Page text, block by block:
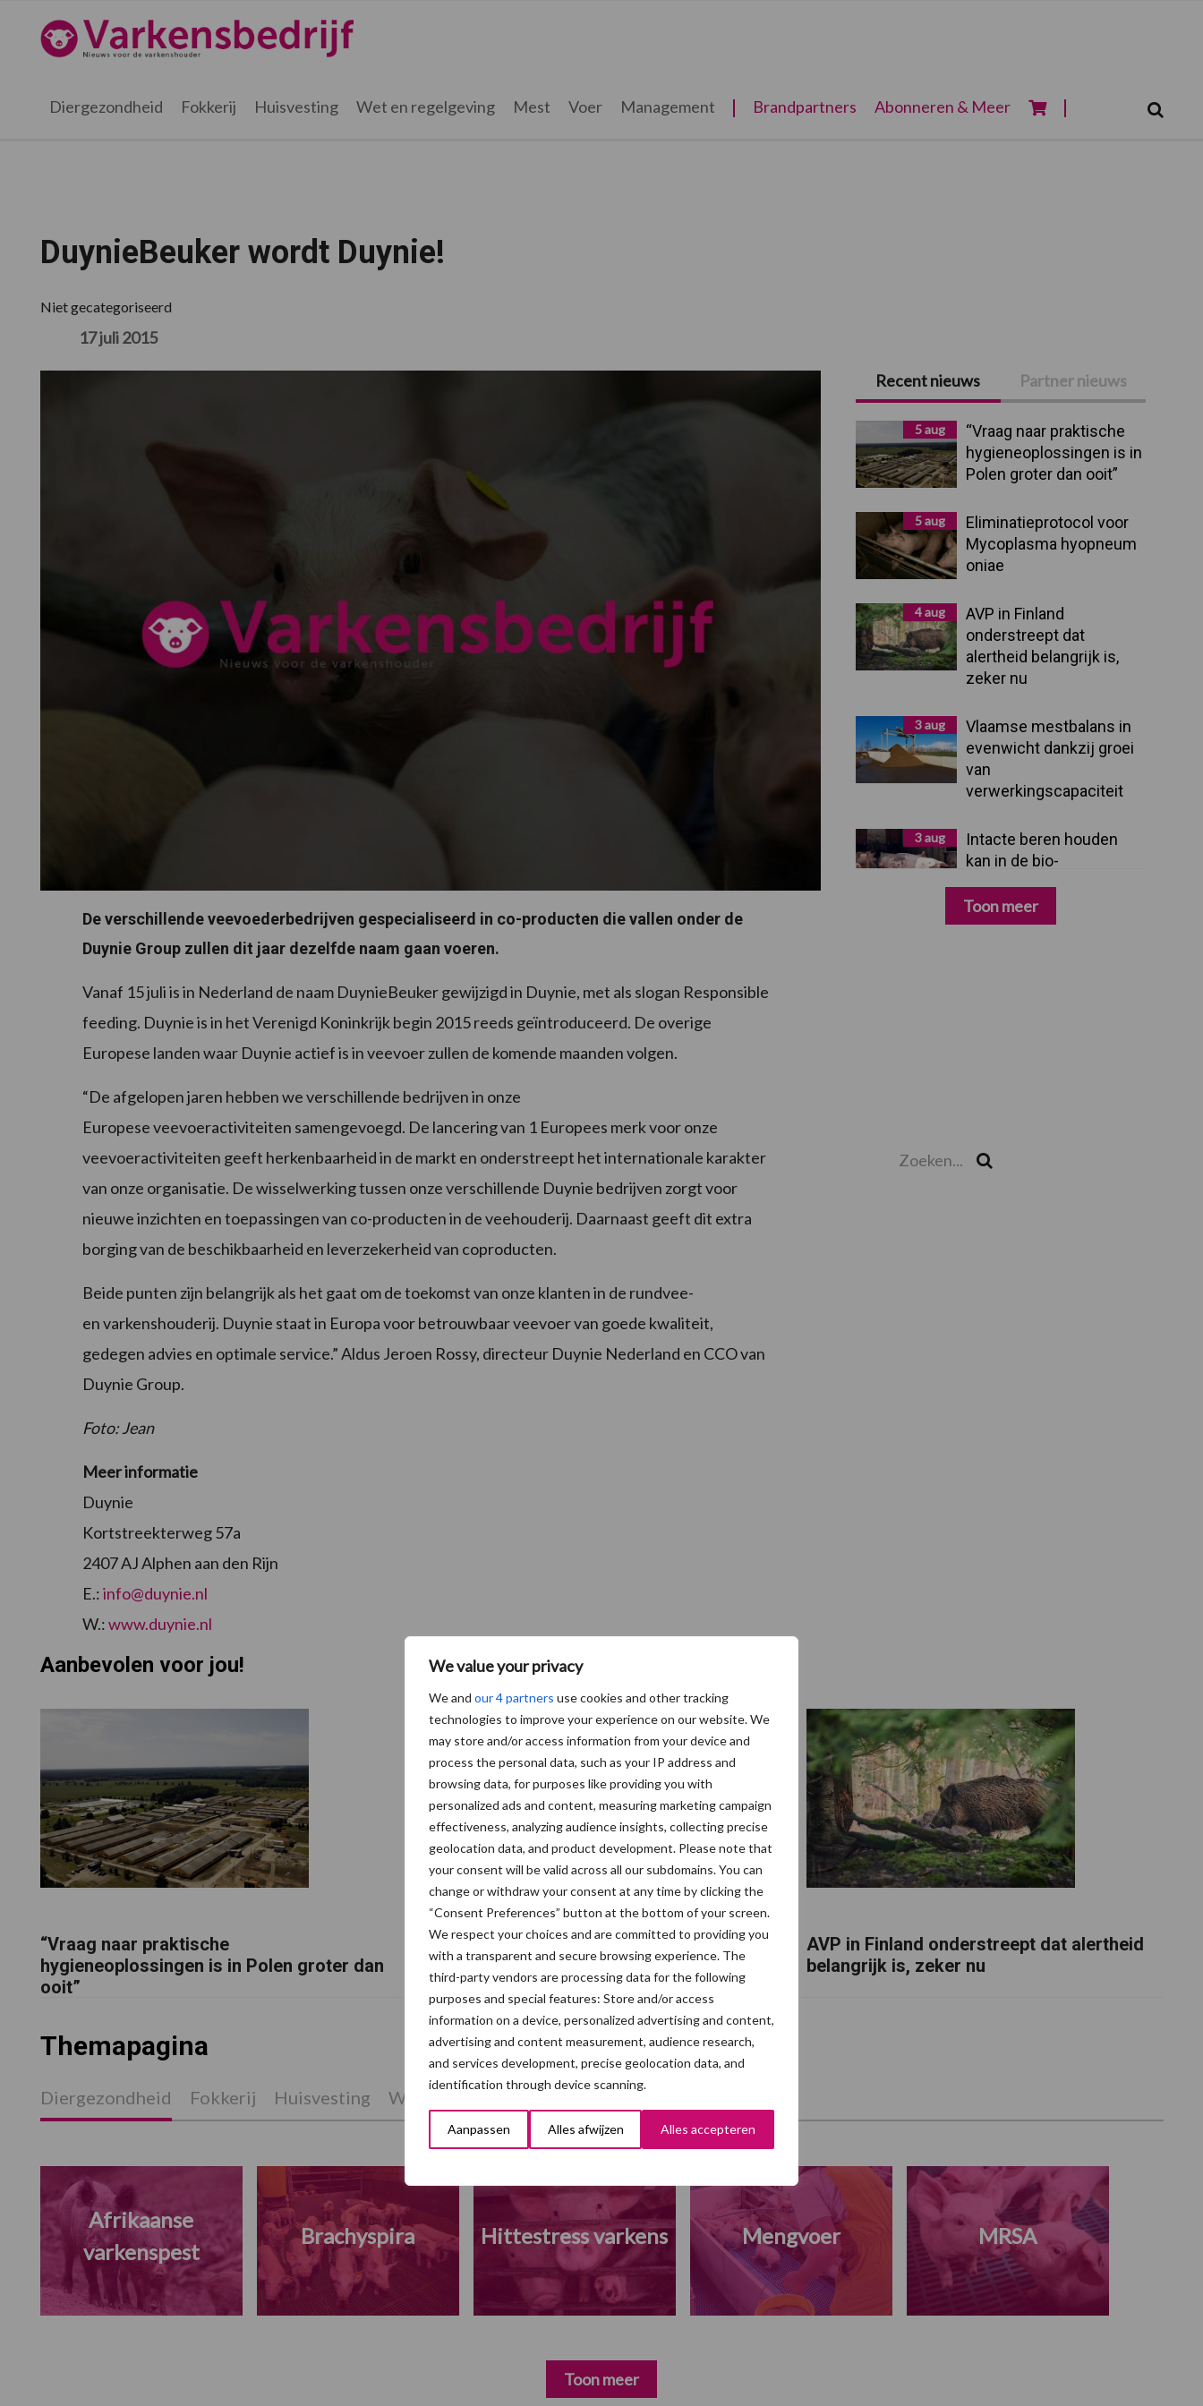
We value your privacy
We and our 4 partners use cookies and other tracking
technologies to improve your experience on our website. We
may store and/or access information from your device and
process the personal data, such as your IP address and
browsing data, for purposes like providing you with
personalized ads and content, measuring marketing campaign
effectiveness, analyzing audience insights, collecting precise
geolocation data, and product development. Please note that
your consent will be valid across all our subdomains. You can
change or withdraw your consent at any time by clicking the
“Consent Preferences” button at the bottom of your screen.
We respect your choices and are committed to providing you
with a transparent and secure browsing experience. The
third-party vendors are processing data for the following
purposes and special features: Store and/or access
information on a device, personalized advertising and content,
advertising and content measurement, audience research,
and services development, precise geolocation data, and
identification through device scanning.
Aanpassen Alles afwijzen Alles accepteren
hoofdnavigatie
hoofd
eerste
voettekst
Varkensbedrijf.nl
Diergezondheid Fokkerij Huisvesting Wet en regelgeving Mest Voer Management Brandpartners Abonneren & Meer
DuynieBeuker wordt Duynie!
Niet gecategoriseerd
17 juli 2015
De verschillende veevoederbedrijven gespecialiseerd in co-producten die vallen onder de
Duynie Group zullen dit jaar dezelfde naam gaan voeren.
Vanaf 15 juli is in Nederland de naam DuynieBeuker gewijzigd in Duynie, met als slogan Responsible
feeding. Duynie is in het Verenigd Koninkrijk begin 2015 reeds geïntroduceerd. De overige
Europese landen waar Duynie actief is in veevoer zullen de komende maanden volgen.
“De afgelopen jaren hebben we verschillende bedrijven in onze
Europese veevoeractiviteiten samengevoegd. De lancering van 1 Europees merk voor onze
veevoeractiviteiten geeft herkenbaarheid in de markt en onderstreept het internationale karakter
van onze organisatie. De wisselwerking tussen onze verschillende Duynie bedrijven zorgt voor
nieuwe inzichten en toepassingen van co-producten in de veehouderij. Daarnaast geeft dit extra
borging van de beschikbaarheid en leverzekerheid van coproducten.
Beide punten zijn belangrijk als het gaat om de toekomst van onze klanten in de rundvee-
en varkenshouderij. Duynie staat in Europa voor betrouwbaar veevoer van goede kwaliteit,
gedegen advies en optimale service.” Aldus Jeroen Rossy, directeur Duynie Nederland en CCO van
Duynie Group.
Foto: Jean
Meer informatie
Duynie
Kortstreekterweg 57a
2407 AJ Alphen aan den Rijn
E.:info@duynie.nl
W.:www.duynie.nl
Primaire
Sidebar
Recent nieuws Partner nieuws
5 aug
“Vraag naar praktische
hygieneoplossingen is in
Polen groter dan ooit”
5 aug
Eliminatieprotocol voor
Mycoplasma hyopneum
oniae
4 aug
AVP in Finland
onderstreept dat
alertheid belangrijk is,
zeker nu
3 aug
Vlaamse mestbalans in
evenwicht dankzij groei
van
verwerkingscapaciteit
3 aug
Intacte beren houden
kan in de bio-
dan moet alles kloppen
Toon meer
Aanbevolen voor jou!
“Vraag naar praktische
hygieneoplossingen is in Polen groter dan
ooit”
Eliminatieprotocol voor
Mycoplasma hyopneumoniae
AVP in Finland onderstreept dat alertheid
belangrijk is, zeker nu
Themapagina
Diergezondheid Fokkerij Huisvesting Wet en regelgeving Varkensvoer
Afrikaanse
varkenspest
Brachyspira Hittestress varkens Mengvoer MRSA
Toon meer